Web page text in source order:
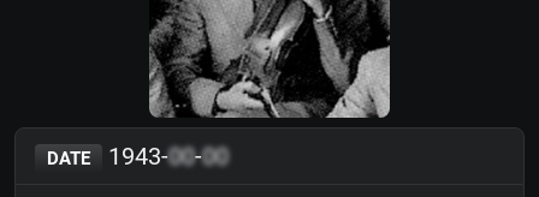
DATE 1943-00-00